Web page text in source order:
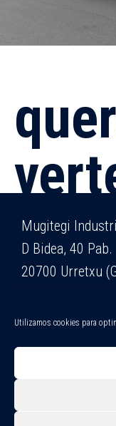
Utilizamos cookies para
Mugitegi
D Bidea, 40 Pab.
20700 Urretxu
Tlfno: 943 725